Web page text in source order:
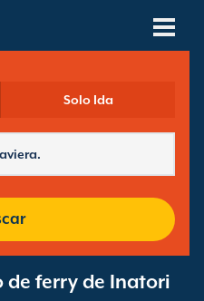
Solo Ida
ferry de Inatori